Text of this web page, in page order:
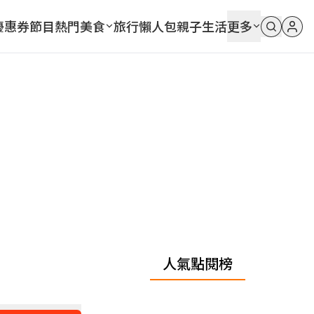
惠券節目熱門美食 旅行懶人包親子生活更多
人氣點閱榜